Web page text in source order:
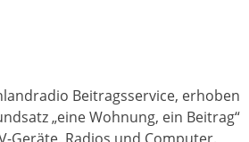
Beitragsservice, erhoben
„eine Wohnung, ein Beitrag“